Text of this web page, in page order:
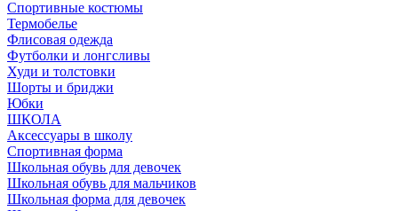
Спортивные костюмы
Термобелье
Флисовая одежда
Футболки и лонгсливы
Худи и толстовки
Шорты и бриджи
Юбки
ШКОЛА
Аксессуары в школу
Спортивная форма
Школьная обувь для девочек
Школьная обувь для мальчиков
Школьная форма для девочек